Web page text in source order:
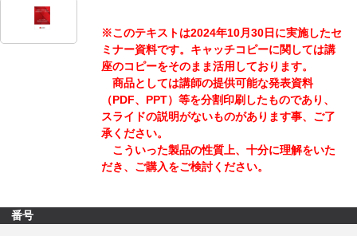
※このテキストは2024年10月30日に実施したセ
ミナー資料です。キャッチコピーに関しては講
座のコピーをそのまま活用しております。
商品としては講師の提供可能な発表資料
（PDF、PPT）等を分割印刷したものであり、
スライドの説明がないものがあります事、ご了
承ください。
こういった製品の性質上、十分に理解をいた
だき、ご購入をご検討ください。
番号